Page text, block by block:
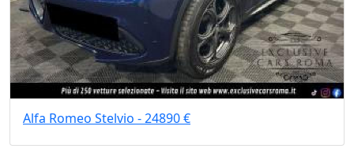
Alfa Romeo Stelvio - 24890 €